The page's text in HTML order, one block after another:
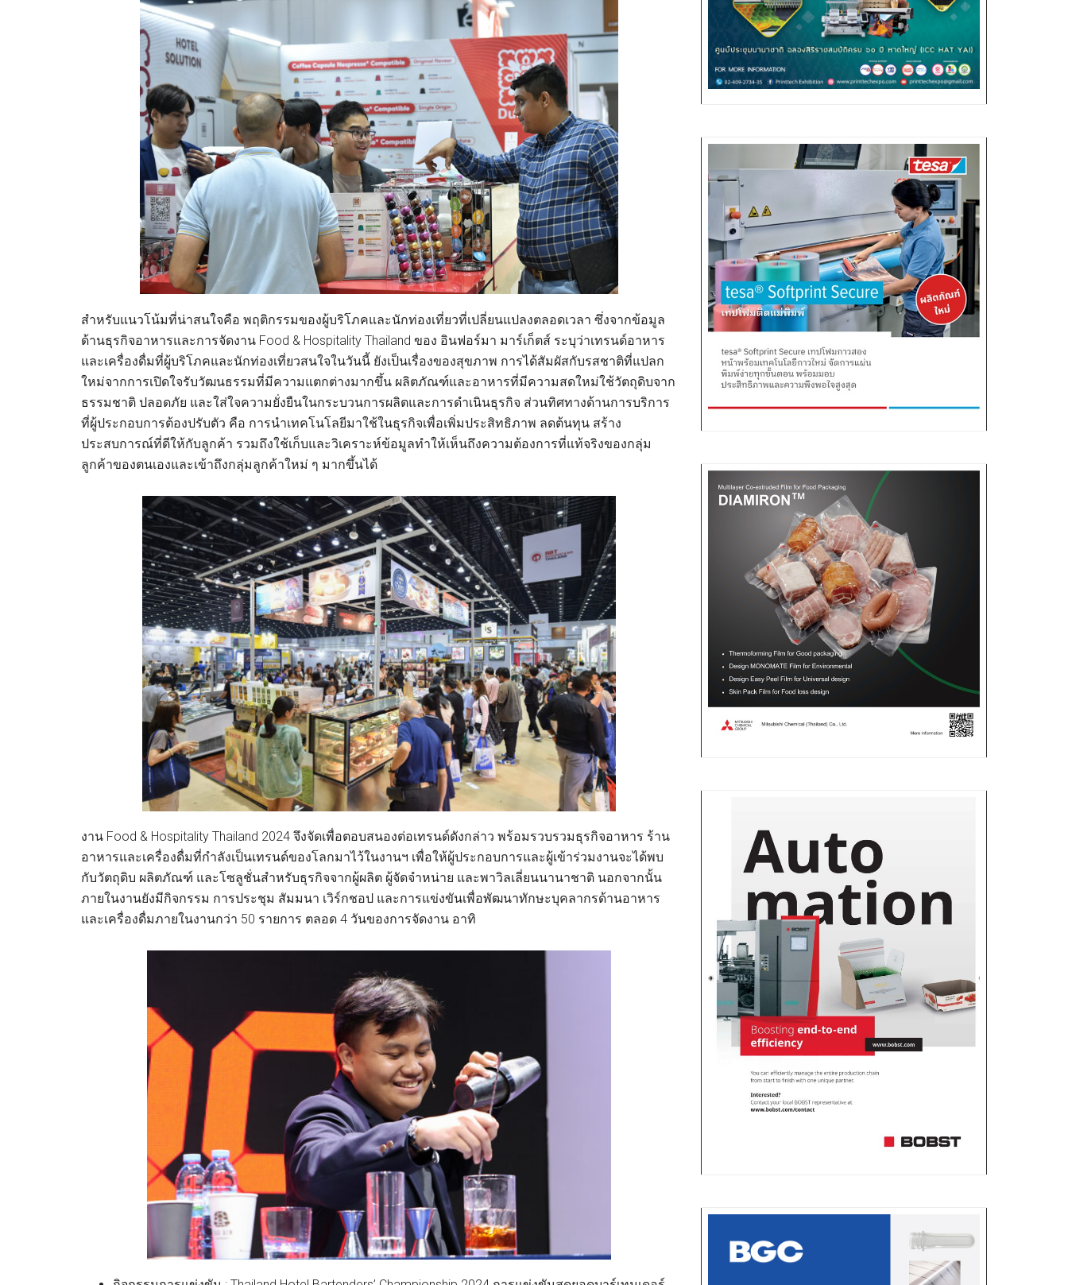
สำหรับแนวโน้มที่น่าสนใจคือ พฤติกรรมของผู้บริโภคและนักท่องเที่ยวที่เปลี่ยนแปลงตลอดเวลา ซึ่งจากข้อมูล
ด้านธุรกิจอาหารและการจัดงาน Food & Hospitality Thailand ของ อินฟอร์มา มาร์เก็ตส์ ระบุว่าเทรนด์อาหาร
และเครื่องดื่มที่ผู้บริโภคและนักท่องเที่ยวสนใจในวันนี้ ยังเป็นเรื่องของสุขภาพ การได้สัมผัสกับรสชาติที่แปลก
ใหม่จากการเปิดใจรับวัฒนธรรมที่มีความแตกต่างมากขึ้น ผลิตภัณฑ์และอาหารที่มีความสดใหม่ใช้วัตถุดิบจาก
ธรรมชาติ ปลอดภัย และใส่ใจความยั่งยืนในกระบวนการผลิตและการดำเนินธุรกิจ ส่วนทิศทางด้านการบริการ
ที่ผู้ประกอบการต้องปรับตัว คือ การนำเทคโนโลยีมาใช้ในธุรกิจเพื่อเพิ่มประสิทธิภาพ ลดต้นทุน สร้าง
ประสบการณ์ที่ดีให้กับลูกค้า รวมถึงใช้เก็บและวิเคราะห์ข้อมูลทำให้เห็นถึงความต้องการที่แท้จริงของกลุ่ม
ลูกค้าของตนเองและเข้าถึงกลุ่มลูกค้าใหม่ ๆ มากขึ้นได้
งาน Food & Hospitality Thailand 2024 จึงจัดเพื่อตอบสนองต่อเทรนด์ดังกล่าว พร้อมรวบรวมธุรกิจอาหาร ร้าน
อาหารและเครื่องดื่มที่กำลังเป็นเทรนด์ของโลกมาไว้ในงานฯ เพื่อให้ผู้ประกอบการและผู้เข้าร่วมงานจะได้พบ
กับวัตถุดิบ ผลิตภัณฑ์ และโซลูชั่นสำหรับธุรกิจจากผู้ผลิต ผู้จัดจำหน่าย และพาวิลเลี่ยนนานาชาติ นอกจากนั้น
ภายในงานยังมีกิจกรรม การประชุม สัมมนา เวิร์กชอป และการแข่งขันเพื่อพัฒนาทักษะบุคลากรด้านอาหาร
และเครื่องดื่มภายในงานกว่า 50 รายการ ตลอด 4 วันของการจัดงาน อาทิ